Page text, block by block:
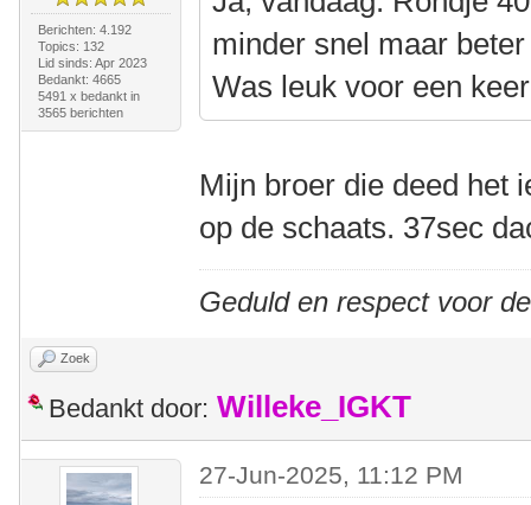
Berichten: 4.192
Topics: 132
Lid sinds: Apr 2023
Bedankt: 4665
5491 x bedankt in
3565 berichten
minder snel maar
Was leuk voor een
Mijn broer die deed het
op de schaats. 37sec
Geduld en respect voor
Zoek
Bedankt door: Willeke_IGKT
27-Jun-2025, 11:12 PM